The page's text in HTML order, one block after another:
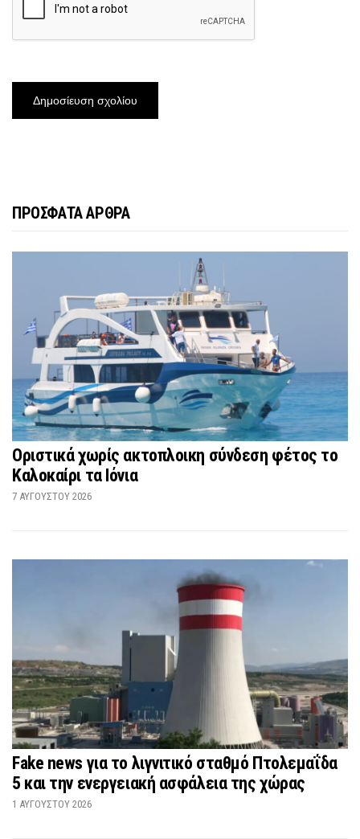
ΠΡΟΣΦΑΤΑ ΑΡΘΡΑ
Οριστικά χωρίς ακτοπλοικη σύνδεση φέτος το
Καλοκαίρι τα Ιόνια
7 ΑΥΓΟΎΣΤΟΥ 2026
Fake news για το λιγνιτικό σταθμό Πτολεμαΐδα
5 και την ενεργειακή ασφάλεια της χώρας
1 ΑΥΓΟΎΣΤΟΥ 2026